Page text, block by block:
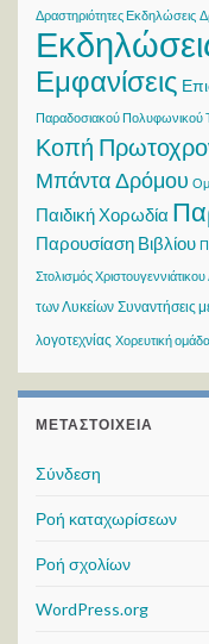
Δραστηριότητες Εκδηλώσεις
Εμφανίσεις
Παραδοσιακού Πολυφωνικού
Κοπή
Μπάντα Δρόμου
Παιδική Χορωδία
Παρουσίαση Βιβλίου
Στολισμός
των Λυκείων Συναντήσεις
λογοτεχνίας Χορευτική ομάδα
ΜΕΤΑΣΤΟΙΧΕΊΑ
Σύνδεση
Ροή καταχωρίσεων
Ροή σχολίων
WordPress.org